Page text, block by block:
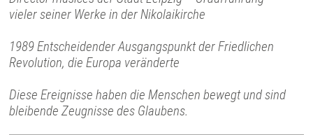
vieler seiner Werke in der Nikolaikirche
1989 Entscheidender Ausgangspunkt der Friedlichen
Revolution, die Europa veränderte
Diese Ereignisse haben die Menschen bewegt und sind
bleibende Zeugnisse des Glaubens.